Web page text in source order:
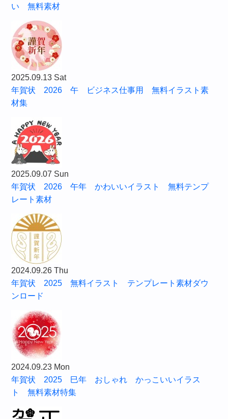
い 無料素材
2025.09.13 Sat
年賀状 2026 午 ビジネス仕事用 無料イラスト素
材集
2025.09.07 Sun
年賀状 2026 午年 かわいいイラスト 無料テンプ
レート素材
2024.09.26 Thu
年賀状 2025 無料イラスト テンプレート素材ダウ
ンロード
2024.09.23 Mon
年賀状 2025 巳年 おしゃれ かっこいいイラス
ト 無料素材特集